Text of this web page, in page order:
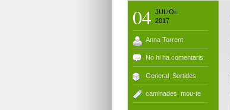
04 JULIOL
2017
Anna Torrent
No hi ha comentaris
General, Sortides
caminades mou-te